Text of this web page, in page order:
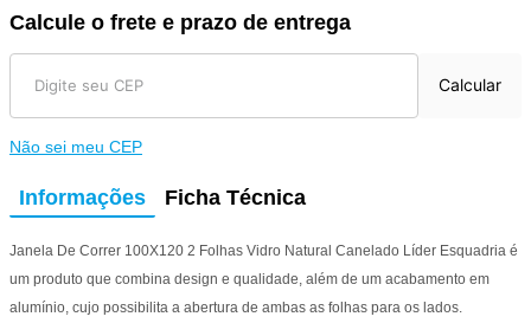
Calcule o frete e prazo de entrega
Calcular
Não sei meu CEP
Informações Ficha Técnica
Janela De Correr 100X120 2 Folhas Vidro Natural Canelado Líder Esquadria é
um produto que combina design e qualidade, além de um acabamento em
alumínio, cujo possibilita a abertura de ambas as folhas para os lados.